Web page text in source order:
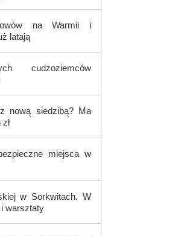
na Warmii i
latają
cudzoziemców
nową siedzibą? Ma
miejsca w
w Sorkwitach. W
warsztaty